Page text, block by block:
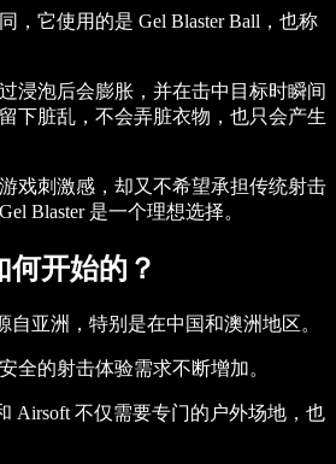
，它使用的是 Gel Blaster Ball，也称
浸泡后会膨胀，并在击中目标时瞬间
下脏乱，不会弄脏衣物，也只会产生
戏刺激感，却又不希望承担传统射击
Blaster 是一个理想选择。
何开始的？
自亚洲，特别是在中国和澳洲地区。
全的射击体验需求不断增加。
Airsoft 不仅需要专门的户外场地，也